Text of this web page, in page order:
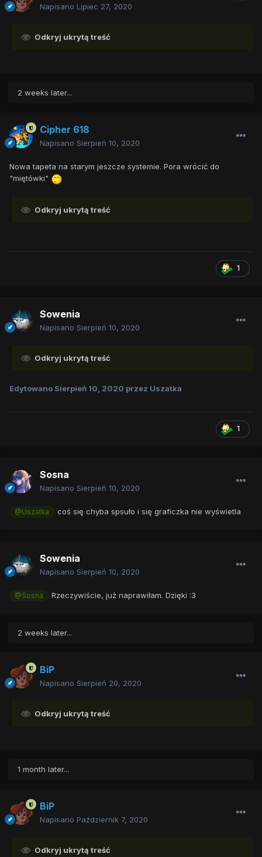
Napisano Lipiec 27, 2020
Odkryj ukrytą treść
2 weeks later...
Cipher 618
Napisano Sierpień 10, 2020
Nowa tapeta na starym jeszcze systemie. Pora wrócić do
"miętówki"
Odkryj ukrytą treść
1
Sowenia
Napisano Sierpień 10, 2020
Odkryj ukrytą treść
Edytowano Sierpień 10, 2020 przez Uszatka
1
Sosna
Napisano Sierpień 10, 2020
@Uszatka coś się chyba spsuło i się graficzka nie wyświetla
Sowenia
Napisano Sierpień 10, 2020
@Sosna Rzeczywiście, już naprawiłam. Dzięki :3
2 weeks later...
BiP
Napisano Sierpień 20, 2020
Odkryj ukrytą treść
1 month later...
BiP
Napisano Październik 7, 2020
Odkryj ukrytą treść